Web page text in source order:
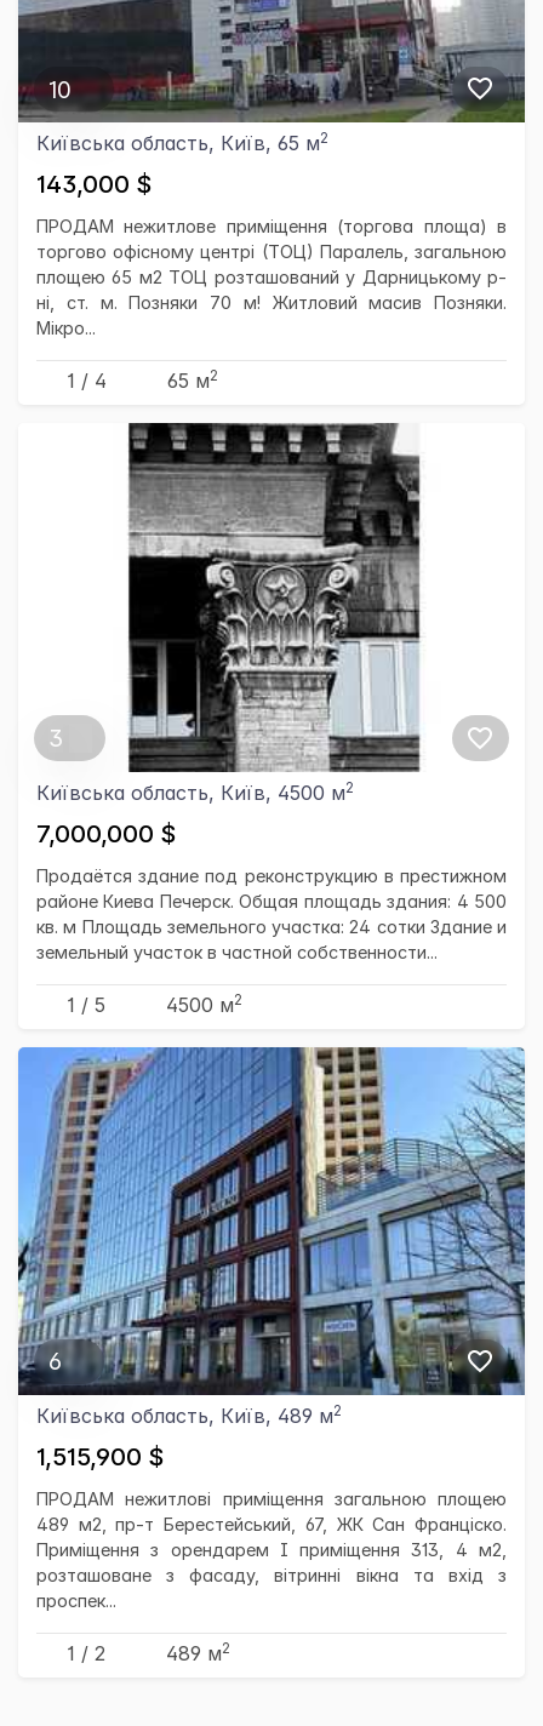
10
Київська область, Київ, 65 м2
143,000 $
ПРОДАМ нежитлове приміщення (торгова площа) в
торгово офісному центрі (ТОЦ) Паралель, загальною
площею 65 м2 ТОЦ розташований у Дарницькому р-
ні, ст. м. Позняки 70 м! Житловий масив Позняки.
Мікро...
1 / 4 65 м2
3
Київська область, Київ, 4500 м2
7,000,000 $
Продаётся здание под реконструкцию в престижном
районе Киева Печерск. Общая площадь здания: 4 500
кв. м Площадь земельного участка: 24 сотки Здание и
земельный участок в частной собственности...
1 / 5 4500 м2
6
Київська область, Київ, 489 м2
1,515,900 $
ПРОДАМ нежитлові приміщення загальною площею
489 м2, пр-т Берестейський, 67, ЖК Сан Франціско.
Приміщення з орендарем І приміщення 313, 4 м2,
розташоване з фасаду, вітринні вікна та вхід з
проспек...
1 / 2 489 м2